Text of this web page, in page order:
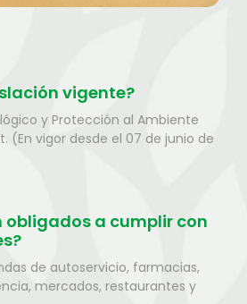
vigente?
y Protección al Ambiente
(En vigor desde el 07 de junio de
obligados a cumplir con
de autoservicio, farmacias,
mercados, restaurantes y